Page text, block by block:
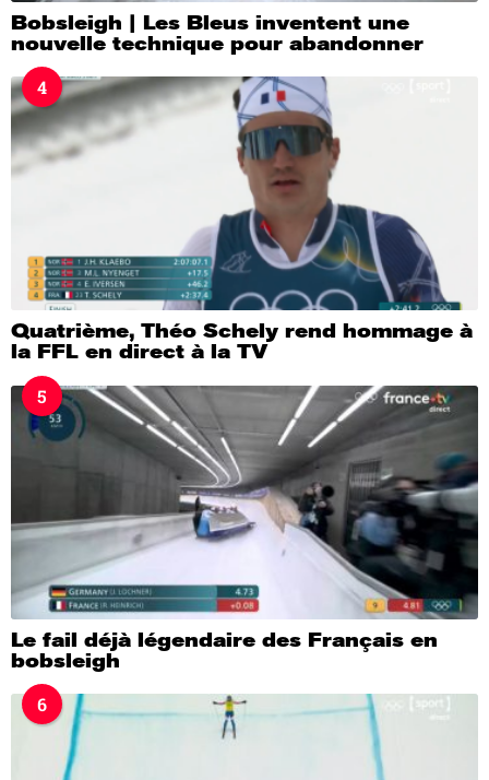
Bobsleigh | Les Bleus inventent une
nouvelle technique pour abandonner
4
Quatrième, Théo Schely rend hommage à
la FFL en direct à la TV
5
Le fail déjà légendaire des Français en
bobsleigh
6